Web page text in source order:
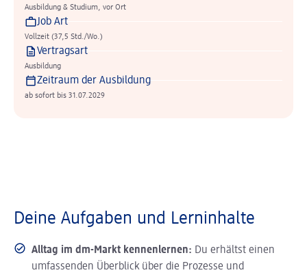
Ausbildung & Studium, vor Ort
Job Art
Vollzeit (37,5 Std./Wo.)
Vertragsart
Ausbildung
Zeitraum der Ausbildung
ab sofort bis 31.07.2029
Deine Aufgaben und Lerninhalte
Alltag im dm-Markt kennenlernen: Du erhältst einen
umfassenden Überblick über die Prozesse und